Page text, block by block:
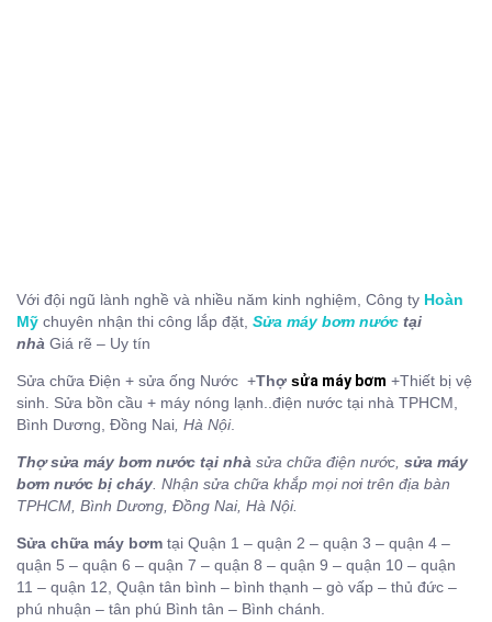
Với đội ngũ lành nghề và nhiều năm kinh nghiệm, Công ty Hoàn
Mỹ chuyên nhận thi công lắp đặt, Sửa máy bơm nước tại
nhà Giá rẽ – Uy tín
Sửa chữa Điện + sửa ống Nước +Thợ sửa máy bơm +Thiết bị vệ
sinh. Sửa bồn cầu + máy nóng lạnh..điện nước tại nhà TPHCM,
Bình Dương, Đồng Nai , Hà Nội.
Thợ sửa máy bơm nước tại nhà sửa chữa điện nước, sửa máy
bơm nước bị cháy . Nhận sửa chữa khắp mọi nơi trên địa bàn
TPHCM, Bình Dương, Đồng Nai, Hà Nội.
Sửa chữa máy bơm tại Quận 1 – quận 2 – quận 3 – quận 4 –
quận 5 – quận 6 – quận 7 – quận 8 – quận 9 – quận 10 – quận
11 – quận 12, Quận tân bình – bình thạnh – gò vấp – thủ đức –
phú nhuận – tân phú Bình tân – Bình chánh.